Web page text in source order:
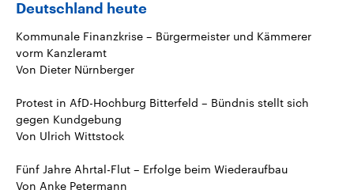
Deutschland heute
Kommunale Finanzkrise – Bürgermeister und Kämmerer
vorm Kanzleramt
Von Dieter Nürnberger
Protest in AfD-Hochburg Bitterfeld – Bündnis stellt sich
gegen Kundgebung
Von Ulrich Wittstock
Fünf Jahre Ahrtal-Flut – Erfolge beim Wiederaufbau
Von Anke Petermann